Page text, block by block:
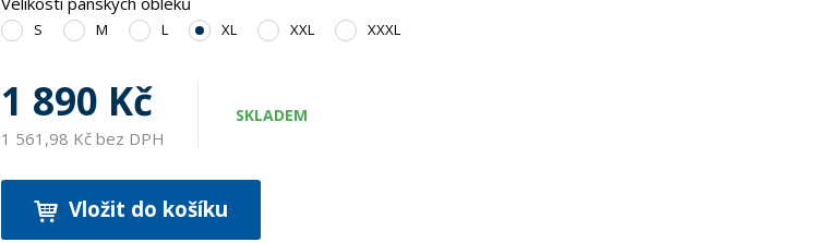
S M L XL XXL XXXL
1 890 Kč
1 561,98 Kč bez DPH
SKLADEM
Vložit do košíku